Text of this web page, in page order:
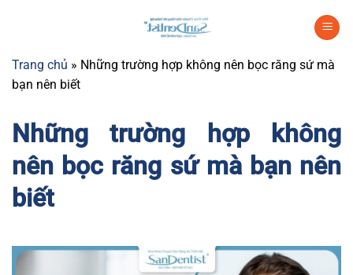
dungTrang chủ » Những trường hợp không nên bọc răng sứ mà
bạn nên biết
Những trường hợp không
nên bọc răng sứ mà bạn nên
biết